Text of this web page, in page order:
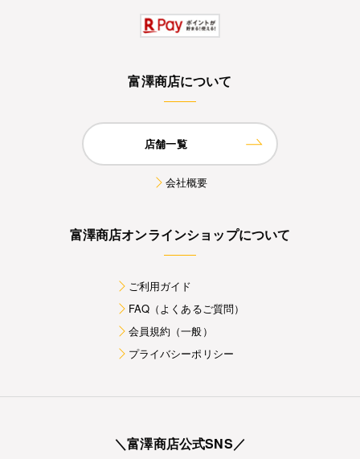
富澤商店について
店舗一覧
会社概要
富澤商店オンラインショップについて
ご利用ガイド
FAQ（よくあるご質問）
会員規約（一般）
プライバシーポリシー
＼富澤商店公式SNS／